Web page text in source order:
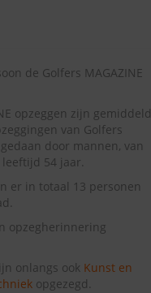
de Golfers MAGAZINE
opzeggen zijn gemiddeld
van Golfers
door mannen, van
54 jaar.
er in totaal 13 personen
opzegherinnering
onlangs ook Kunst en
opgezegd.